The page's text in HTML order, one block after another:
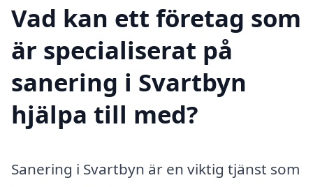
Vad kan ett företag som
är specialiserat på
sanering i Svartbyn
hjälpa till med?
Sanering i Svartbyn är en viktig tjänst som